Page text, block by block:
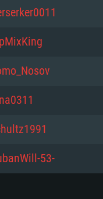
드: DirectX 11
브로드밴드 인
공간: 22.1
은 이와 비슷
최소 해
브로드밴드 인
공간: 22.1
드: Vulkan 을
성능을 가지
AMD (6개월
53-